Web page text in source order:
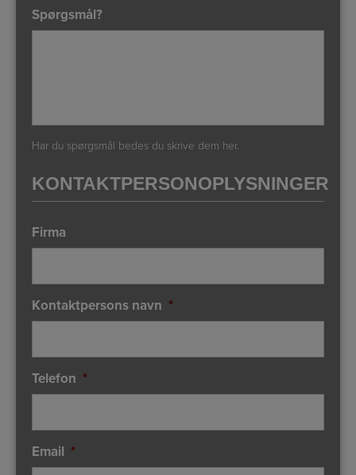
Spørgsmål?
Har du spørgsmål bedes du skrive dem her.
KONTAKTPERSONOPLYSNINGER
Firma
Kontaktpersons navn *
Telefon *
Email *